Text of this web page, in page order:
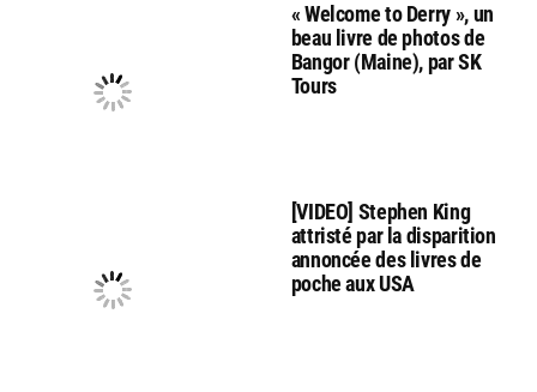
« Welcome to Derry », un
beau livre de photos de
Bangor (Maine), par SK
Tours
[VIDEO] Stephen King
attristé par la disparition
annoncée des livres de
poche aux USA